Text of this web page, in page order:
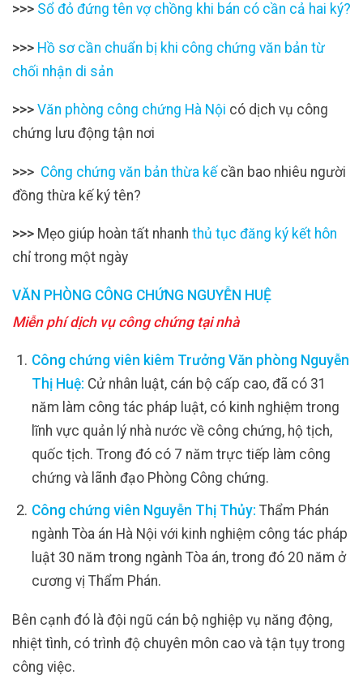
>>> Sổ đỏ đứng tên vợ chồng khi bán có cần cả hai ký?
>>> Hồ sơ cần chuẩn bị khi công chứng văn bản từ
chối nhận di sản
>>> Văn phòng công chứng Hà Nội có dịch vụ công
chứng lưu động tận nơi
>>> Công chứng văn bản thừa kếcần bao nhiêu người
đồng thừa kế ký tên?
>>> Mẹo giúp hoàn tất nhanh thủ tục đăng ký kết hôn
chỉ trong một ngày
VĂN PHÒNG CÔNG CHỨNG NGUYỄN HUỆ
Miễn phí dịch vụ công chứng tại nhà
Công chứng viên kiêm Trưởng Văn phòng Nguyễn
Thị Huệ: Cử nhân luật, cán bộ cấp cao, đã có 31
năm làm công tác pháp luật, có kinh nghiệm trong
lĩnh vực quản lý nhà nước về công chứng, hộ tịch,
quốc tịch. Trong đó có 7 năm trực tiếp làm công
chứng và lãnh đạo Phòng Công chứng.
Công chứng viên Nguyễn Thị Thủy: Thẩm Phán
ngành Tòa án Hà Nội với kinh nghiệm công tác pháp
luật 30 năm trong ngành Tòa án, trong đó 20 năm ở
cương vị Thẩm Phán.
Bên cạnh đó là đội ngũ cán bộ nghiệp vụ năng động,
nhiệt tình, có trình độ chuyên môn cao và tận tụy trong
công việc.